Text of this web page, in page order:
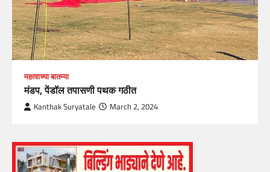
महत्वाच्या बातम्या
मंडप, पेंडॉल तपासणी पथक गठीत
Kanthak Suryatale March 2, 2024